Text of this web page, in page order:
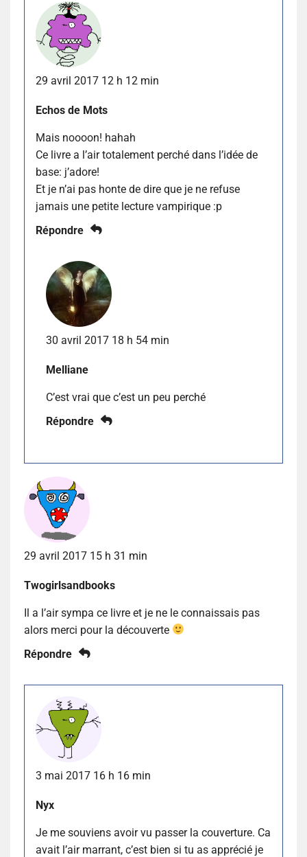
29 avril 2017 12 h 12 min
Echos de Mots
Mais noooon! hahah
Ce livre a l’air totalement perché dans l’idée de
base: j’adore!
Et je n’ai pas honte de dire que je ne refuse
jamais une petite lecture vampirique :p
Répondre
30 avril 2017 18 h 54 min
Melliane
C’est vrai que c’est un peu perché
Répondre
29 avril 2017 15 h 31 min
Twogirlsandbooks
Il a l’air sympa ce livre et je ne le connaissais pas
alors merci pour la découverte
Répondre
3 mai 2017 16 h 16 min
Nyx
Je me souviens avoir vu passer la couverture. Ca
avait l’air marrant, c’est bien si tu as apprécié je